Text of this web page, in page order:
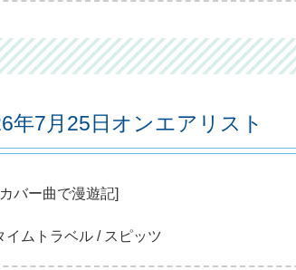
年7月25日オンエアリスト
バー曲で漫遊記]
イムトラベル / スピッツ